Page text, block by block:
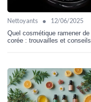
Nettoyants • 12/06/2025
Quel cosmétique ramener de
corée : trouvailles et conseils